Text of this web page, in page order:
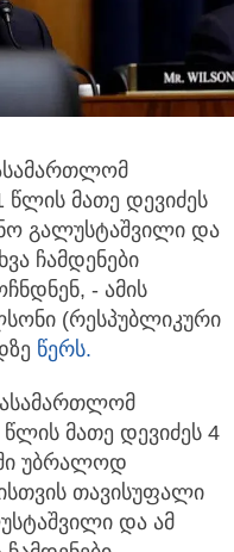
წლის მათე დევიძეს
გალუსტაშვილი და
ჩამდენები
- ამის
(რესპუბლიკური
წერს.
მათე დევიძეს 4
უბრალოდ
თავისუფალი
და ამ